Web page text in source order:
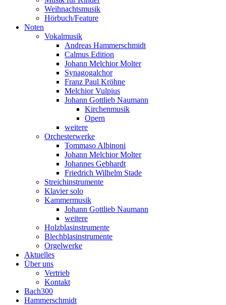
Weihnachtsmusik
Hörbuch/Feature
Noten
Vokalmusik
Andreas Hammerschmidt
Calmus Edition
Johann Melchior Molter
Synagogalchor
Franz Paul Kröhne
Melchior Vulpius
Johann Gottlieb Naumann
Kirchenmusik
Opern
weitere
Orchesterwerke
Tommaso Albinoni
Johann Melchior Molter
Johannes Gebhardt
Friedrich Wilhelm Stade
Streichinstrumente
Klavier solo
Kammermusik
Johann Gottlieb Naumann
weitere
Holzblasinstrumente
Blechblasinstrumente
Orgelwerke
Aktuelles
Über uns
Vertrieb
Kontakt
Bach300
Hammerschmidt